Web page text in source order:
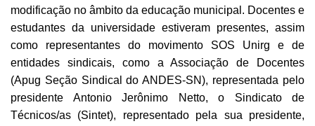
modificação no âmbito da educação municipal. Docentes e
estudantes da universidade estiveram presentes, assim
como representantes do movimento SOS Unirg e de
entidades sindicais, como a Associação de Docentes
(Apug Seção Sindical do ANDES-SN), representada pelo
presidente Antonio Jerônimo Netto, o Sindicato de
Técnicos/as (Sintet), representado pela sua presidente,